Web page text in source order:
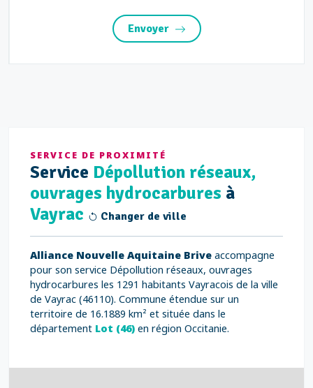
Envoyer
SERVICE DE PROXIMITÉ
Service Dépollution réseaux,
ouvrages hydrocarbures à
Vayrac
Changer de ville
Alliance Nouvelle Aquitaine Brive accompagne
pour son service Dépollution réseaux, ouvrages
hydrocarbures les 1291 habitants Vayracois de la ville
de Vayrac (46110). Commune étendue sur un
territoire de 16.1889 km² et située dans le
département Lot (46) en région Occitanie.